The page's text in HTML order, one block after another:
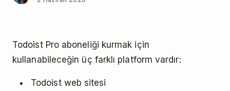
Todoist Pro aboneliği kurmak için
kullanabileceğin üç farklı platform vardır:
Todoist web sitesi